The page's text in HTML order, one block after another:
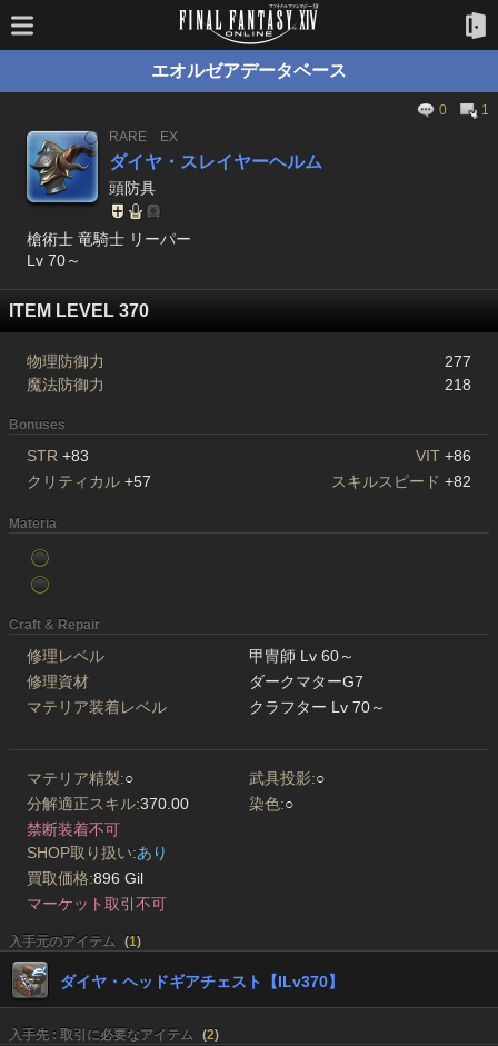
エオルゼアデータベース
0
1
RARE
EX
ダイヤ・スレイヤーヘルム
頭防具
槍術士 竜騎士 リーパー
Lv 70～
ITEM LEVEL 370
物理防御力
277
魔法防御力
218
Bonuses
STR +83 VIT +86
クリティカル +57 スキルスピード +82
Materia
Craft & Repair
修理レベル
甲冑師 Lv 60～
修理資材
ダークマターG7
マテリア装着レベル
クラフター Lv 70～
マテリア精製:○ 武具投影:○
分解適正スキル:370.00 染色:○
禁断装着不可
SHOP取り扱い:あり
買取価格:896 Gil
マーケット取引不可
入手元のアイテム (1)
ダイヤ・ヘッドギアチェスト【ILv370】
入手先 : 取引に必要なアイテム (2)